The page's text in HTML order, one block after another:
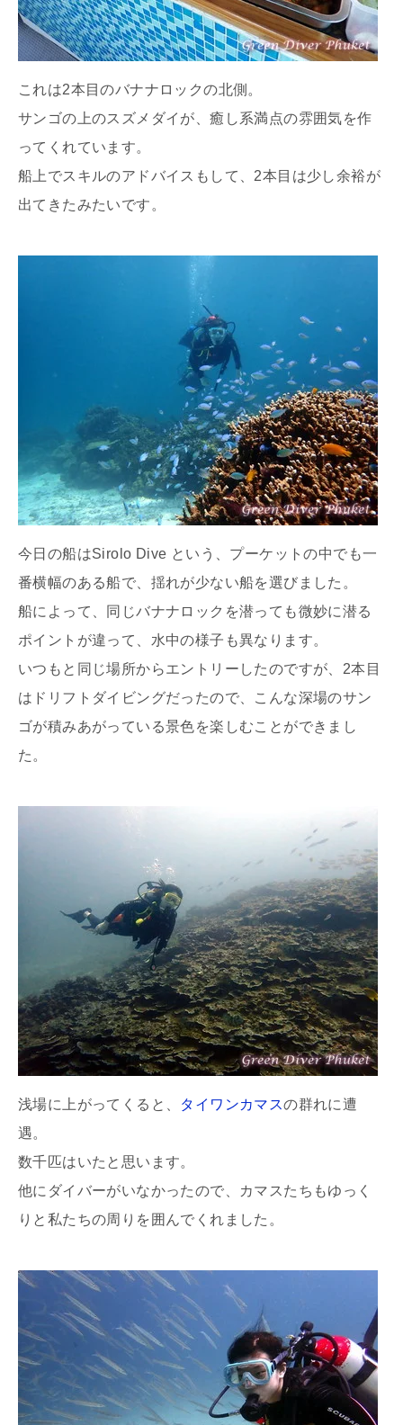
これは2本目のバナナロックの北側。
サンゴの上のスズメダイが、癒し系満点の雰囲気を作
ってくれています。
船上でスキルのアドバイスもして、2本目は少し余裕が
出てきたみたいです。
今日の船はSirolo Dive という、プーケットの中でも一
番横幅のある船で、揺れが少ない船を選びました。
船によって、同じバナナロックを潜っても微妙に潜る
ポイントが違って、水中の様子も異なります。
いつもと同じ場所からエントリーしたのですが、2本目
はドリフトダイビングだったので、こんな深場のサン
ゴが積みあがっている景色を楽しむことができまし
た。
浅場に上がってくると、 タイワンカマスの群れに遭
遇。
数千匹はいたと思います。
他にダイバーがいなかったので、カマスたちもゆっく
りと私たちの周りを囲んでくれました。